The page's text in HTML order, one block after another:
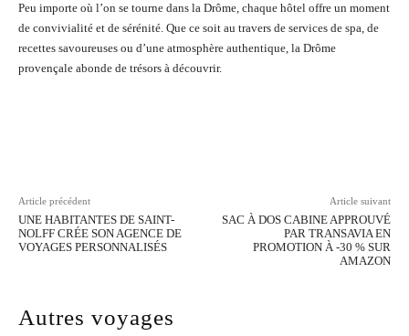
Peu importe où l’on se tourne dans la Drôme, chaque hôtel offre un moment
de convivialité et de sérénité. Que ce soit au travers de services de spa, de
recettes savoureuses ou d’une atmosphère authentique, la Drôme
provençale abonde de trésors à découvrir.
Article précédent
UNE HABITANTES DE SAINT-
NOLFF CRÉE SON AGENCE DE
VOYAGES PERSONNALISÉS
Article suivant
SAC À DOS CABINE APPROUVÉ
PAR TRANSAVIA EN
PROMOTION À -30 % SUR
AMAZON
Autres voyages